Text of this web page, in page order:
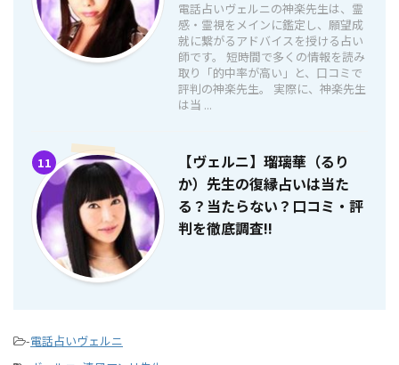
電話占いヴェルニの神楽先生は、霊
感・霊視をメインに鑑定し、願望成
就に繋がるアドバイスを授ける占い
師です。 短時間で多くの情報を読み
取り「的中率が高い」と、口コミで
評判の神楽先生。 実際に、神楽先生
は当 ...
11
【ヴェルニ】瑠璃華（るり
か）先生の復縁占いは当た
る？当たらない？口コミ・評
判を徹底調査!!
-電話占いヴェルニ